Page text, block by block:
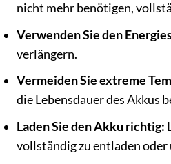
nicht mehr benötigen,
Verwenden Sie den
verlängern.
Vermeiden Sie extreme
die Lebensdauer des Akkus
Laden Sie den Akku richtig:
vollständig zu entladen